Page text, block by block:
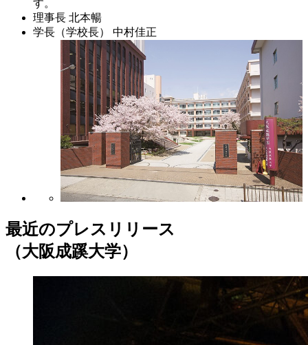
す。
理事長 北本暢
学長（学校長）
中村佳正
最近のプレスリリース
（大阪成蹊大学）